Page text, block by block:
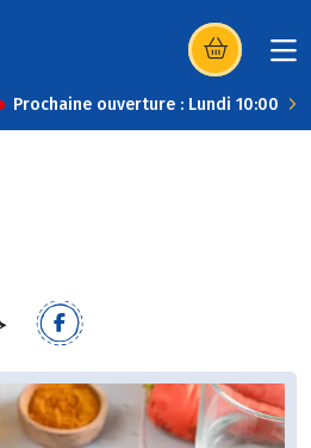
(s’ouvre dans
Prochaine ouverture : Lundi 10:00